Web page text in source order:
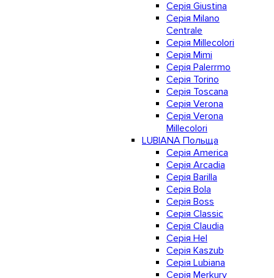
Серія Giustina
Серія Milano
Centrale
Серія Millecolori
Серія Mimi
Серія Palerrmo
Серія Torino
Серія Toscana
Серія Verona
Серія Verona
Millecolori
LUBIANA Польща
Серія America
Серія Arcadia
Серія Barilla
Серія Bola
Серія Boss
Серія Classic
Серія Claudia
Серія Hel
Серія Kaszub
Серія Lubiana
Серія Merkury